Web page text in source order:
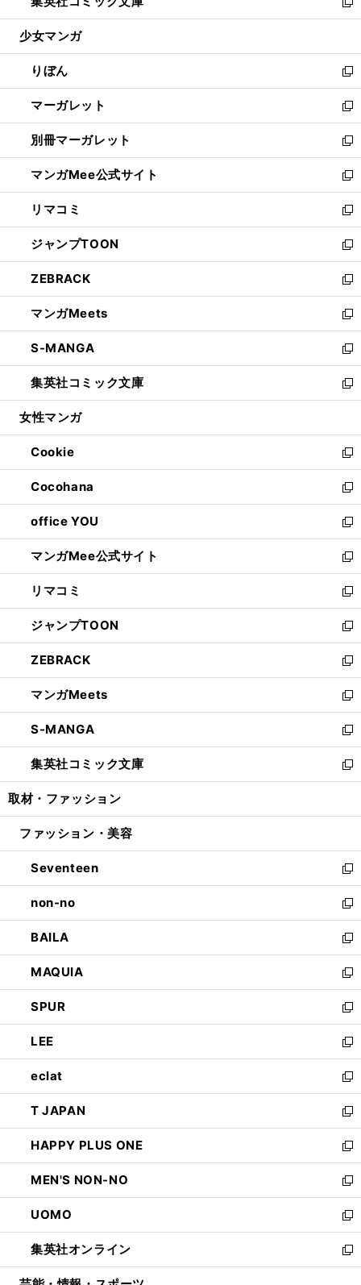
開
ウ
開
く
ィ
ン
ウ
で
開
く
い
ウ
ン
ド
ウ
で
開
く
新
し
ウ
ィ
ン
ド
ウ
で
開
く
少女マンガ
りぼん
新
し
い
ウ
ィ
ン
ド
ウ
で
開
く
マーガレット
新
し
い
ウ
ィ
ン
ド
ウ
で
開
く
別冊マーガレット
新
し
い
ウ
ィ
ン
ド
ウ
で
開
く
マンガMee公式サイト
新
し
い
ウ
ィ
ン
ド
ウ
で
開
く
リマコミ
新
し
い
ウ
ィ
ン
ド
ウ
で
開
く
ジャンプTOON
新
し
い
ウ
ィ
ン
ド
ウ
で
開
ZEBRACK
新
し
い
ウ
ィ
ン
ド
ウ
開
く
マンガMeets
新
し
い
ウ
ィ
ン
ウ
で
開
く
S-MANGA
新
し
い
ウ
ン
ド
ウ
で
開
く
集英社コミック文庫
新
し
ウ
ィ
ン
ド
ウ
で
開
く
女性マンガ
Cookie
新
し
い
ウ
ィ
ン
ド
ウ
で
開
く
Cocohana
新
し
い
ウ
ィ
ン
ド
ウ
で
開
く
office YOU
新
し
い
ウ
ィ
ン
ド
ウ
で
開
く
マンガMee公式サイト
新
し
い
ウ
ィ
ン
ド
ウ
で
開
く
リマコミ
新
し
い
ウ
ィ
ン
ド
ウ
で
開
く
ジャンプTOON
新
し
い
ウ
ィ
ン
ド
ウ
で
開
ZEBRACK
新
し
い
ウ
ィ
ン
ド
ウ
開
マンガMeets
新
し
い
ウ
ィ
ン
ウ
開
く
S-MANGA
新
し
い
ウ
ン
ウ
で
開
く
集英社コミック文庫
新
し
ウ
ン
ド
ウ
で
開
く
取材・ファッション
ファッション・美容
Seventeen
新
し
い
ウ
ィ
ン
ド
ウ
で
開
く
non-no
新
し
い
ウ
ィ
ン
ド
ウ
で
開
く
BAILA
新
し
い
ウ
ィ
ン
ド
ウ
で
開
く
MAQUIA
新
し
い
ウ
ィ
ン
ド
ウ
で
開
く
SPUR
新
し
い
ウ
ィ
ン
ド
ウ
で
開
く
LEE
新
し
い
ウ
ィ
ン
ド
ウ
で
開
く
eclat
新
し
い
ウ
ィ
ン
ド
ウ
で
開
く
T JAPAN
新
し
い
ウ
ィ
ン
ド
ウ
で
開
HAPPY PLUS ONE
新
し
い
ウ
ィ
ン
ド
ウ
MEN'S NON-NO
新
し
い
ウ
ィ
ン
UOMO
新
し
い
ウ
集英社オンライン
新
し